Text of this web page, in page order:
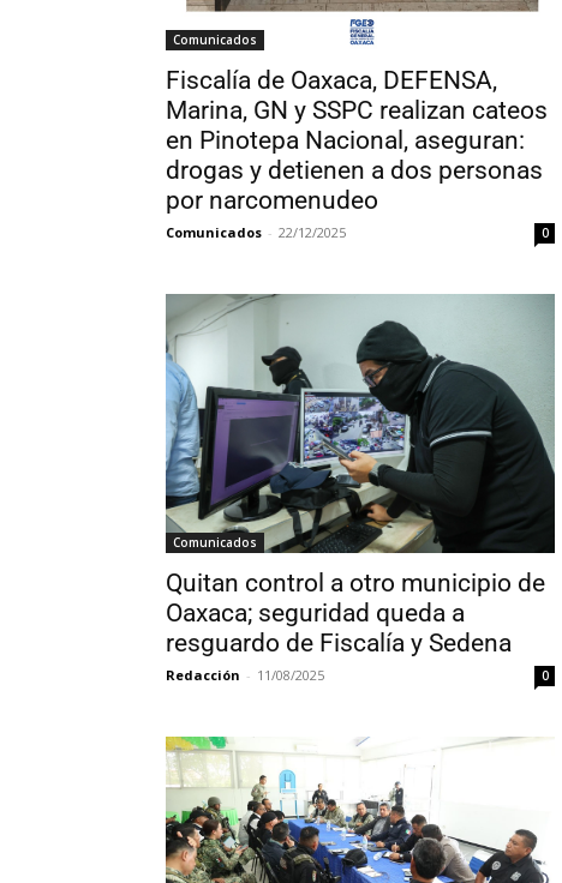
Comunicados
Fiscalía de Oaxaca, DEFENSA,
Marina, GN y SSPC realizan cateos
en Pinotepa Nacional, aseguran:
drogas y detienen a dos personas
por narcomenudeo
Comunicados - 22/12/2025 0
Comunicados
Quitan control a otro municipio de
Oaxaca; seguridad queda a
resguardo de Fiscalía y Sedena
Redacción - 11/08/2025 0